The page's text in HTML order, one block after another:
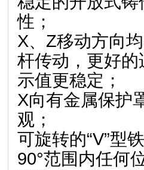
性；
X、Z移动方向
杆传动，更好
示值更稳定；
X向有金属保护
观；
可旋转的“V”型
90°范围内任何